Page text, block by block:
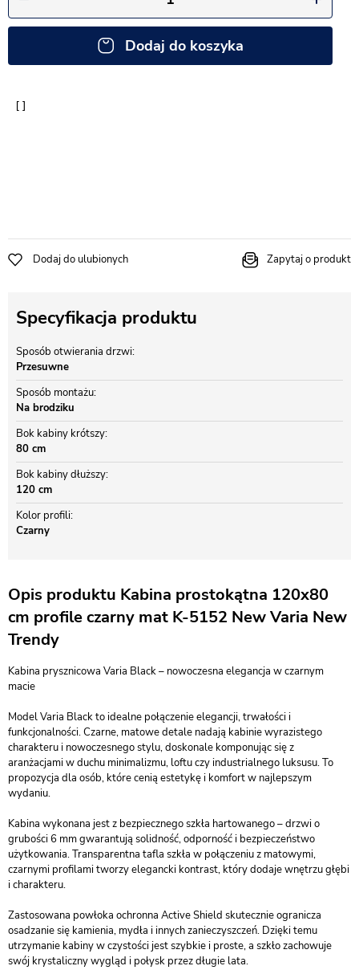
Dodaj do koszyka
Dodaj do ulubionych Zapytaj o produkt
Specyfikacja produktu
Sposób otwierania drzwi
Przesuwne
Sposób montażu
Na brodziku
Bok kabiny krótszy
80 cm
Bok kabiny dłuższy
120 cm
Kolor profili
Czarny
Opis produktu Kabina prostokątna 120x80
cm profile czarny mat K-5152 New Varia New
Trendy
Kabina prysznicowa Varia Black – nowoczesna elegancja w czarnym
macie
Model Varia Black to idealne połączenie elegancji, trwałości i
funkcjonalności. Czarne, matowe detale nadają kabinie wyrazistego
charakteru i nowoczesnego stylu, doskonale komponując się z
aranżacjami w duchu minimalizmu, loftu czy industrialnego luksusu. To
propozycja dla osób, które cenią estetykę i komfort w najlepszym
wydaniu.
Kabina wykonana jest z bezpiecznego szkła hartowanego – drzwi o
grubości 6 mm gwarantują solidność, odporność i bezpieczeństwo
użytkowania. Transparentna tafla szkła w połączeniu z matowymi,
czarnymi profilami tworzy elegancki kontrast, który dodaje wnętrzu głębi
i charakteru.
Zastosowana powłoka ochronna Active Shield skutecznie ogranicza
osadzanie się kamienia, mydła i innych zanieczyszczeń. Dzięki temu
utrzymanie kabiny w czystości jest szybkie i proste, a szkło zachowuje
swój krystaliczny wygląd i połysk przez długie lata.